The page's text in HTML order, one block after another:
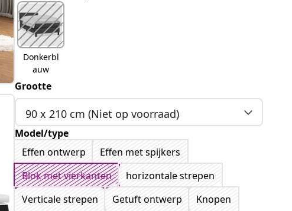
Donkerbl
auw
Grootte
90 x 210 cm (Niet op voorraad)
Model/type
Effen ontwerp
Effen met spijkers
Blok met vierkanten
horizontale strepen
Verticale strepen
Getuft ontwerp Knopen